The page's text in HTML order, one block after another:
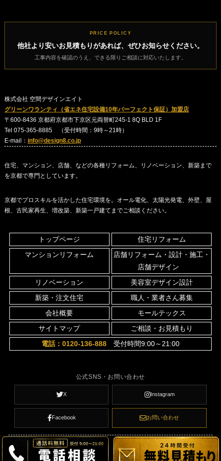
PRICE POLICY
他社より安いお見積もりがあれば、ぜひお知らせください。
工事内容を確認のうえ、できる限りご相談に対応いたします。
株式会社 空間デザインエイト
グリーンワランティ（省エネ住宅設備10年パーフェクト保証）加盟店
〒600-8436 京都府京都市下京区元両替町245-1 8Q BLD 1F
Tel 075-365-8885 （受付時間：9時～21時）
E-mail： info@design8.co.jp
住宅、マンション、店舗、などの各種リフォーム、リノベーション、新築まで
を京都で専門としています。
京都でプロスキルを活かした住宅環境を。オール電化、太陽光発電、外壁、屋
根、古民家再生、増改築、新築一戸建てまでご相談ください。
トップページ
住宅リフォーム
マンションリフォーム
店舗リフォーム・設計・施工・
店舗デザイン
リノベーション
美容室デザイン設計
新築・注文住宅
職人・業者さん募集
会社概要
モールテックス
サイトマップ
ご相談・お見積もり
電話：0120-136-888受付時間9:00～21:00
公式SNS・お問い合わせ
X Instagram
Facebook お問い合わせ
© 京都 リフォーム Renove Network All Rights Reserved.
滋賀県のフランチャイズ募集
お気軽に無料相談してください
0120-136-888 メールでのお問い合わせ
当日または翌営業日に返信いたします。